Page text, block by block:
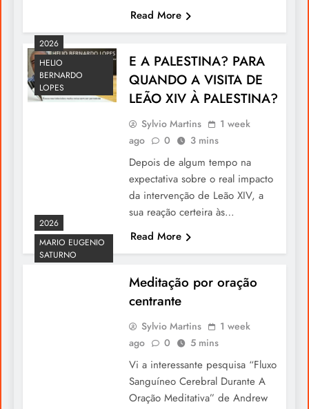
Direito de Habitação VS Direito de
Propriedade: O que prevalece?
INESQUECÍVEL ENTREVISTA: Uma
Fabulosa Entrevista Ao General Agostinho
Read More
2026
HELIO
BERNARDO
LOPES
E A PALESTINA? PARA
QUANDO A VISITA DE
LEÃO XIV À PALESTINA?
Sylvio Martins
1 week
ago
0 3 mins
Depois de algum tempo na
expectativa sobre o real impacto
da intervenção de Leão XIV, a
sua reação certeira às…
Read More
2026
MARIO EUGENIO
SATURNO
Meditação por oração
centrante
Sylvio Martins
1 week
ago
0 5 mins
Vi a interessante pesquisa “Fluxo
Sanguíneo Cerebral Durante A
Oração Meditativa” de Andrew